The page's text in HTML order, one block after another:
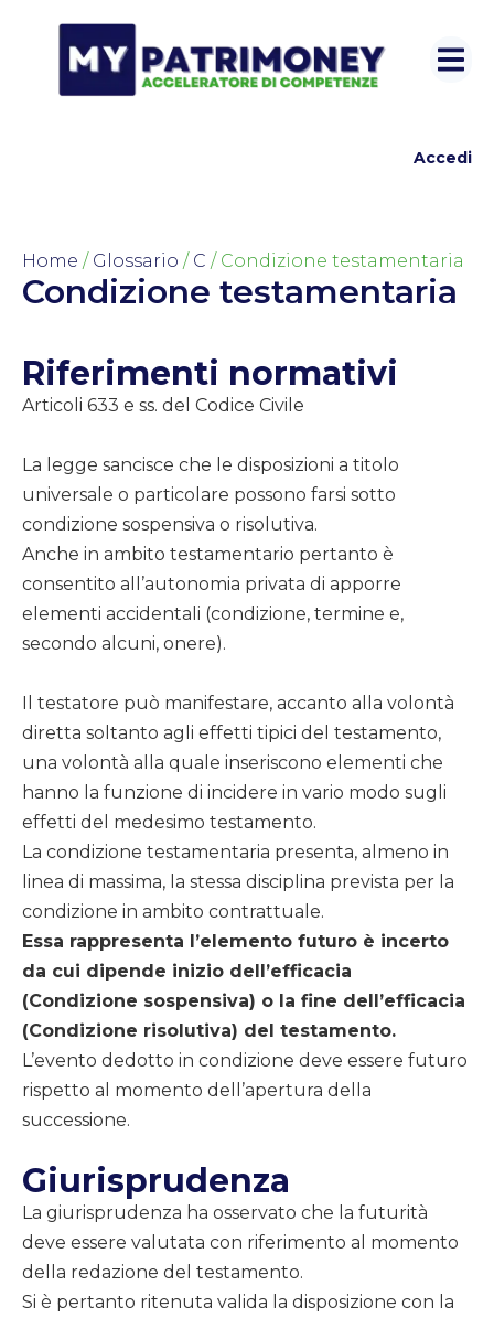
Accedi
Home / Glossario / C / Condizione testamentaria
Condizione testamentaria
Riferimenti normativi
Articoli 633 e ss. del Codice Civile
La legge sancisce che le disposizioni a titolo
universale o particolare possono farsi sotto
condizione sospensiva o risolutiva.
Anche in ambito testamentario pertanto è
consentito all’autonomia privata di apporre
elementi accidentali (condizione, termine e,
secondo alcuni, onere).
Il testatore può manifestare, accanto alla volontà
diretta soltanto agli effetti tipici del testamento,
una volontà alla quale inseriscono elementi che
hanno la funzione di incidere in vario modo sugli
effetti del medesimo testamento.
La condizione testamentaria presenta, almeno in
linea di massima, la stessa disciplina prevista per la
condizione in ambito contrattuale.
Essa rappresenta l’elemento futuro è incerto
da cui dipende inizio dell’efficacia
(Condizione sospensiva) o la fine dell’efficacia
(Condizione risolutiva) del testamento.
L’evento dedotto in condizione deve essere futuro
rispetto al momento dell’apertura della
successione.
Giurisprudenza
La giurisprudenza ha osservato che la futurità
deve essere valutata con riferimento al momento
della redazione del testamento.
Si è pertanto ritenuta valida la disposizione con la